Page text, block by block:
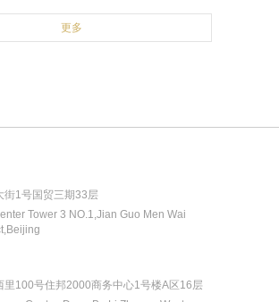
更多
街1号国贸三期33层
Tower 3 NO.1,Jian Guo Men Wai
里100号住邦2000商务中心1号楼A区16层